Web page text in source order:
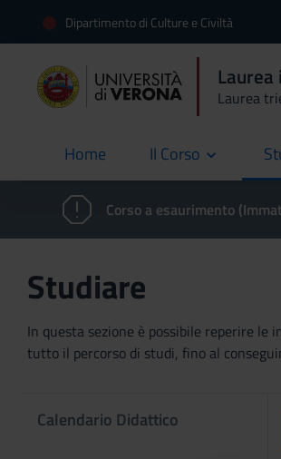
Dipartimento di Culture e Civiltà
Laurea
Home
current Il Corso
Corso a esaurimento
Studiare
In questa sezione è possibile reperire
tutto il percorso di studi, fino al
Calendario Didattico